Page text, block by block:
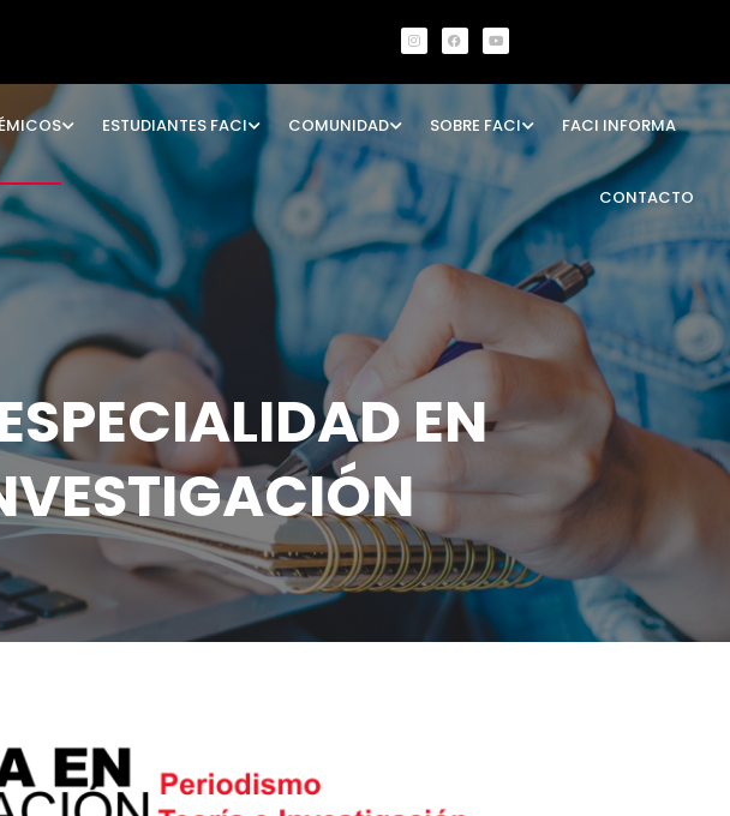
ESTUDIANTES FACI COMUNIDAD SOBRE FACI FACI INFORMA
CONTACTO
EN